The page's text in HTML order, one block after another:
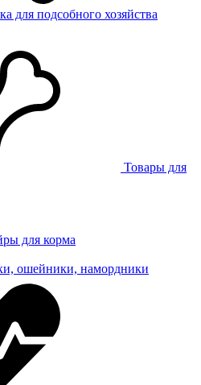
для подсобного хозяйства
Товары для
для корма
ошейники, намордники